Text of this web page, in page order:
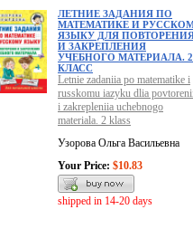
ЛЕТНИЕ ЗАДАНИЯ ПО
МАТЕМАТИКЕ И
ЯЗЫКУ ДЛЯ
И ЗАКРЕПЛЕНИЯ
УЧЕБНОГО МАТЕРИАЛА. 2
КЛАСС
Letnie zadaniia po matematike i
russkomu iazyku dlia
i zakrepleniia uchebnogo
materiala. 2 klass
Узорова Ольга Васильевна
Your Price: $10.83
shipped in 14-20 days